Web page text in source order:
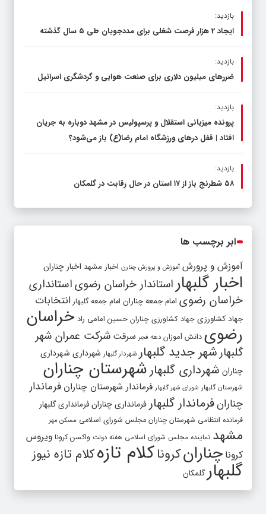
بازدید:
ایجاد 2 هزار فرصت شغلی برای مددجویان طی ۵ سال گذشته
بازدید:
ضررهای میلیون دلاری برای صنعت هوایی و گردشگری اسرائیل
بازدید:
پرونده میزبانی استقلال و پرسپولیس در مشهد دوباره به جریان
افتاد | قفل در‌های ورزشگاه امام رضا(ع) باز می‌شود؟
بازدید:
۵۸ شطرنج‌ باز از ۱۷ استان در حال رقابت در گلمکان
ابر برچسب ها
آموزش و پرورش آموزش و پرورش چنارن اخبار مشهد اخبار چناران
اخبار گلبهار استاندار خراسان رضویاستانداری
خراسان رضوی امام جمعه چناران امام جمعه گلبهار انتخابات
جهاد کشاورزی جهاد کشاورزی چناران حسین امامی راد خراسان
رضوی دانش آموزان دهه فجر سرقت شرکت عمران شهر
گلبهارشهر جدید گلبهار شهردار گلبهار شهرداری شهرداری
چناران شهرداری گلبهار شهرستان چناران
شهرستان گلبهار شورای شهر گلبهار فرماندار شهرستان چناران فرماندار
چنارانفرماندار گلبهار فرمانداری چنارانفرمانداری گلبهار
فرمانده انتظامی شهرستان چناران مجلس شورای اسلامی مسکن مهر
مشهد نماینده مجلس شورای اسلامی هفته دولت واکسن کرونا ویروس
کرونا چنارانکروناکلام تازهکلام تازه نیوز
گلبهارگلمکان